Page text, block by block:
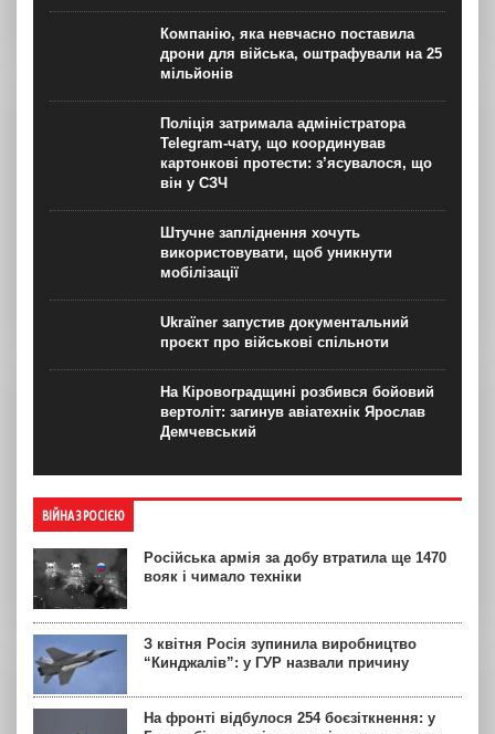
Компанію, яка невчасно поставила
дрони для війська, оштрафували на 25
мільйонів
Поліція затримала адміністратора
Telegram-чату, що координував
картонкові протести: з’ясувалося, що
він у СЗЧ
Штучне запліднення хочуть
використовувати, щоб уникнути
мобілізації
Ukraїner запустив документальний
проєкт про військові спільноти
На Кіровоградщині розбився бойовий
вертоліт: загинув авіатехнік Ярослав
Демчевський
ВІЙНА З РОСІЄЮ
Російська армія за добу втратила ще 1470
вояк і чимало техніки
З квітня Росія зупинила виробництво
“Кинджалів”: у ГУР назвали причину
На фронті відбулося 254 боєзіткнення: у